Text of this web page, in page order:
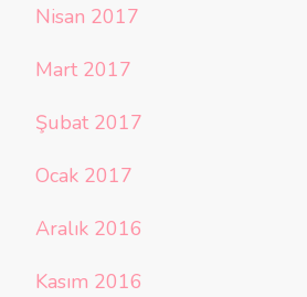
Nisan 2017
Mart 2017
Şubat 2017
Ocak 2017
Aralık 2016
Kasım 2016